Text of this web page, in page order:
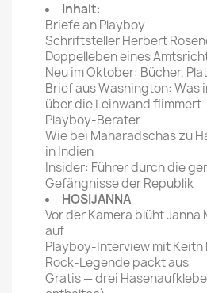
Inhalt:
Briefe an Playboy
Schriftsteller Herbert
Doppelleben eines
Neu im Oktober: Bücher,
Brief aus Washington: Was
über die Leinwand flimmert
Playboy-Berater
Wie bei Maharadschas zu
in Indien
Insider: Führer durch die
Gefängnisse der Republik
HOSIJANNA
Vor der Kamera blüht
auf
Playboy-Interview mit Keith
Rock-Legende packt aus
Gratis — drei